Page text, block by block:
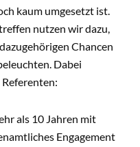
kaum umgesetzt ist.
nutzen wir dazu,
Chancen
Dabei
als 10 Jahren mit
Engagement